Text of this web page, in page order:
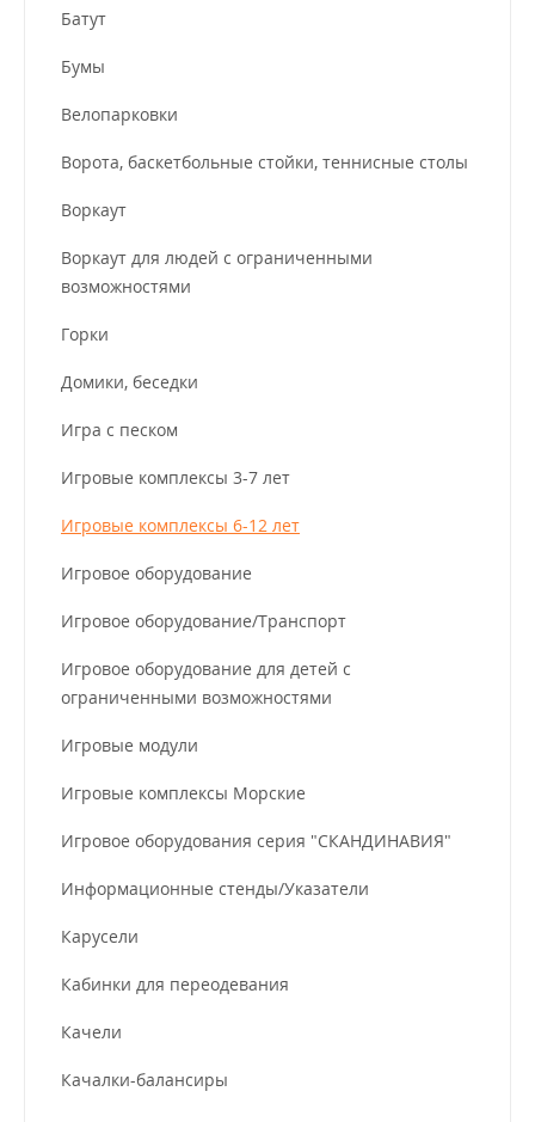
Батут
Бумы
Велопарковки
Ворота, баскетбольные стойки, теннисные столы
Воркаут
Воркаут для людей с ограниченными
возможностями
Горки
Домики, беседки
Игра с песком
Игровые комплексы 3-7 лет
Игровые комплексы 6-12 лет
Игровое оборудование
Игровое оборудование/Транспорт
Игровое оборудование для детей с
ограниченными возможностями
Игровые модули
Игровые комплексы Морские
Игровое оборудования серия "СКАНДИНАВИЯ"
Информационные стенды/Указатели
Карусели
Кабинки для переодевания
Качели
Качалки-балансиры